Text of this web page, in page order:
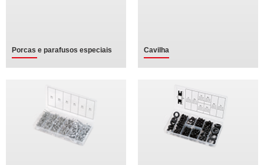
Porcas e parafusos especiais Cavilha